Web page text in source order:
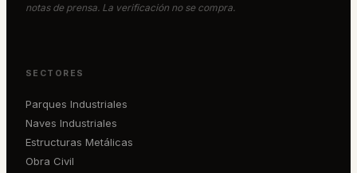
notas de prensa. La verificación no se compra.
SECTORES
Parques Industriales
Naves Industriales
Estructuras Metálicas
Obra Civil